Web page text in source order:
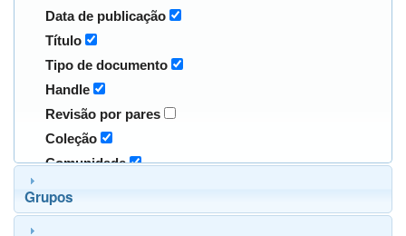
Data de publicação
Título
Tipo de documento
Handle
Revisão por pares
Coleção
Comunidade
Grupos